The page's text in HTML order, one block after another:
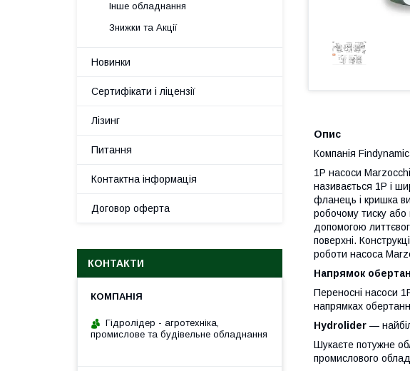
Опис
Компанія
1P насоси
називається 1P і
фланець і кришка
робочому тиску або
допомогою
поверхні.
роботи насоса
Напрямок
Переносні насоси
напрямках
Hydrolider —
Шукаєте потужне
промислового
Інше обладнання
Знижки та Акції
Новинки
Сертифікати і ліцензії
Лізинг
Питання
Контактна інформація
Договор оферта
КОНТАКТИ
Гідролідер - агротехніка,
промислове та будівельне обладнання